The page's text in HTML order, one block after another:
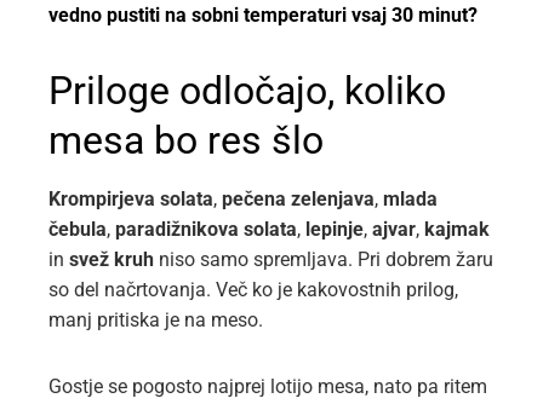
vedno pustiti na sobni temperaturi vsaj 30 minut?
Priloge odločajo, koliko
mesa bo res šlo
Krompirjeva solata, pečena zelenjava, mlada
čebula, paradižnikova solata, lepinje, ajvar, kajmak
in svež kruh niso samo spremljava. Pri dobrem žaru
so del načrtovanja. Več ko je kakovostnih prilog,
manj pritiska je na meso.
Gostje se pogosto najprej lotijo mesa, nato pa ritem